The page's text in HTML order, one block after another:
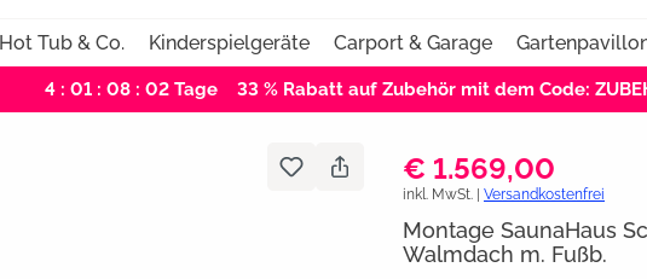
Hot Tub & Co. Kinderspielgeräte Carport & Garage
4 : 01 : 08 : 02Tage 33 % Rabatt auf Zubehör mit dem Code:
€ 1.569,00
inkl. MwSt. | Versandkostenfrei
Montage SaunaHaus
Walmdach m. Fußb.